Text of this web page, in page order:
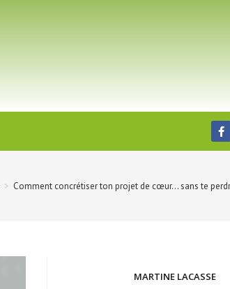
> Comment concrétiser ton projet de cœur… sans te
MARTINE LACASSE